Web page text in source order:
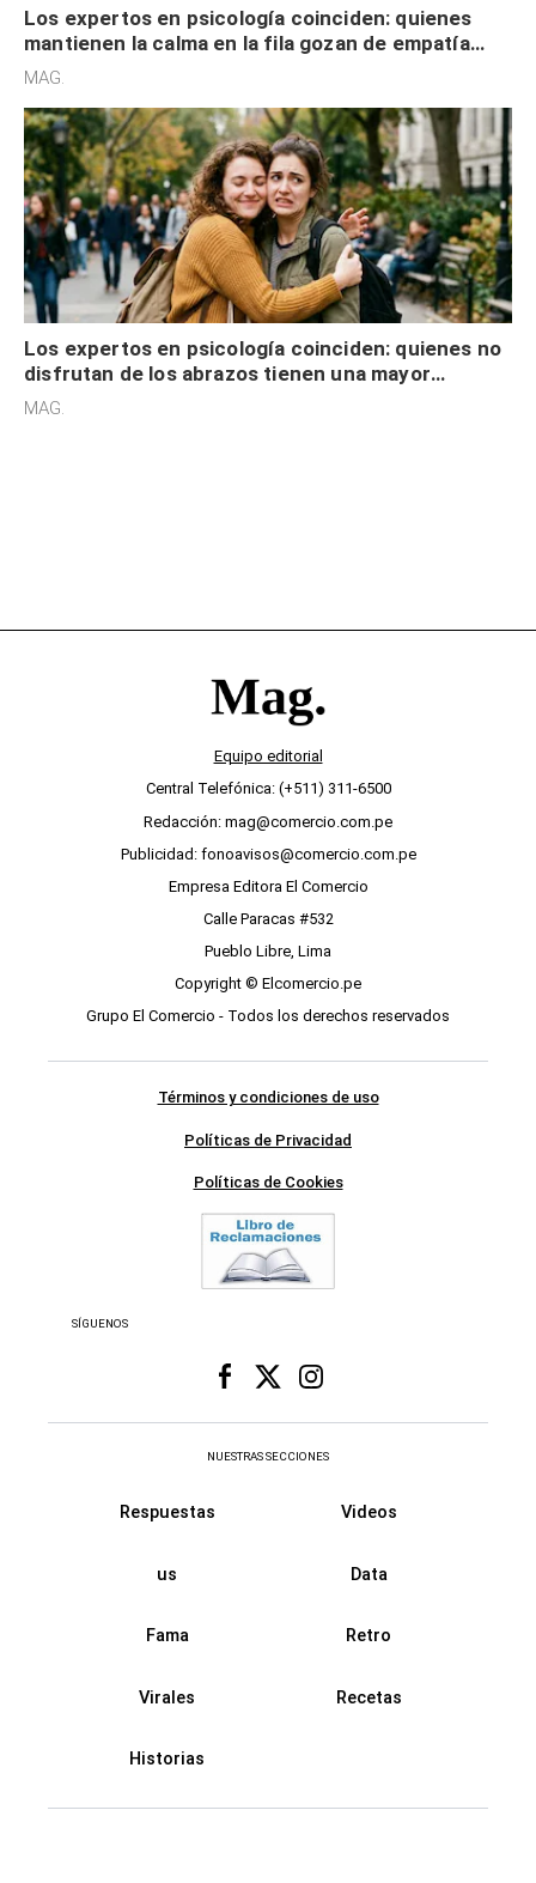
Los expertos en psicología coinciden: quienes
mantienen la calma en la fila gozan de empatía
cognitiva, gratitud y no solo tienen autocontrol
MAG.
Los expertos en psicología coinciden: quienes no
disfrutan de los abrazos tienen una mayor
sensibilidad a los estímulos físicos y no es por
MAG.
Equipo editorial
Central Telefónica: (+511) 311-6500
Redacción: mag@comercio.com.pe
Publicidad: fonoavisos@comercio.com.pe
Empresa Editora El Comercio
Calle Paracas #532
Pueblo Libre, Lima
Copyright © Elcomercio.pe
Grupo El Comercio - Todos los derechos reservados
Términos y condiciones de uso
Políticas de Privacidad
Políticas de Cookies
SÍGUENOS
NUESTRAS SECCIONES
Respuestas Videos
us Data
Fama Retro
Virales Recetas
Historias